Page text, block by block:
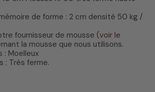
de forme : 2 cm densité 50 kg /
fournisseur de mousse (voir le
la mousse que nous utilisons.
: Moelleux
: Très ferme.